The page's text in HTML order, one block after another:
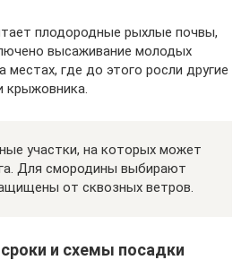
плодородные рыхлые почвы,
высаживание молодых
где до этого росли другие
крыжовника.
участки, на которых может
Для смородины выбирают
от сквозных ветров.
и схемы посадки